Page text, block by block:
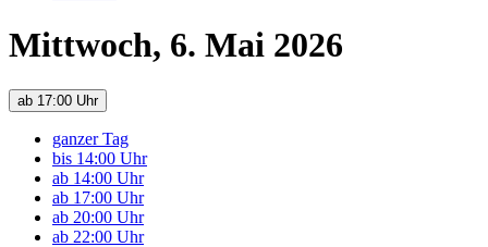
Mittwoch, 6. Mai 2026
ab 17:00 Uhr
ganzer Tag
bis 14:00 Uhr
ab 14:00 Uhr
ab 17:00 Uhr
ab 20:00 Uhr
ab 22:00 Uhr